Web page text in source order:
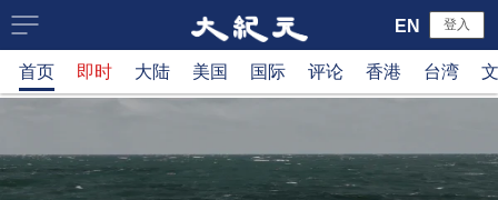
大
纪
元
登入
EN
首页 即时 大陆 美国 国际 评论 香港 台湾